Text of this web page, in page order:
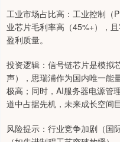
工业市场占比高：工业控制（
业芯片毛利率高（45%+），
盈利质量。
投资逻辑：信号链芯片是模拟
声），思瑞浦作为国内唯一能
极高；同时，AI服务器电源管
道中占据先机，未来成长空间巨
风险提示：行业竞争加剧（国